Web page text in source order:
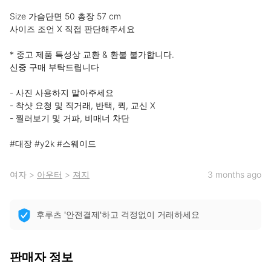
Size 가슴단면 50 총장 57 cm
사이즈 조언 X 직접 판단해주세요
* 중고 제품 특성상 교환 & 환불 불가합니다.
신중 구매 부탁드립니다
- 사진 사용하지 말아주세요
- 착샷 요청 및 직거래, 반택, 퀵, 교신 X
- 찔러보기 및 거파, 비매너 차단
#대장 #y2k #스웨이드
여자 > 아우터 > 져지 3 months ago
후루츠 '안전결제'하고 걱정없이 거래하세요
판매자 정보